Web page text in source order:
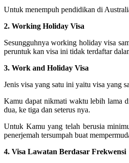
Untuk menempuh pendidikan di
2. Working Holiday Visa
Sesungguhnya working holiday visa
peruntuk kan visa ini tidak terdaftar
3. Work and Holiday Visa
Jenis visa yang satu ini yaitu visa yang
Kamu dapat nikmati waktu lebih lama
dua, ke tiga dan seterus nya.
Untuk Kamu yang telah berusia
penerjemah tersumpah buat
4. Visa Lawatan Berdasar Frekwensi